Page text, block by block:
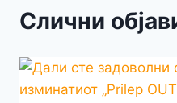
Слични